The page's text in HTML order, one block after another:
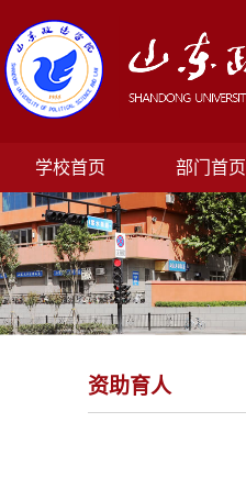
学校首页 部门首页
资助育人